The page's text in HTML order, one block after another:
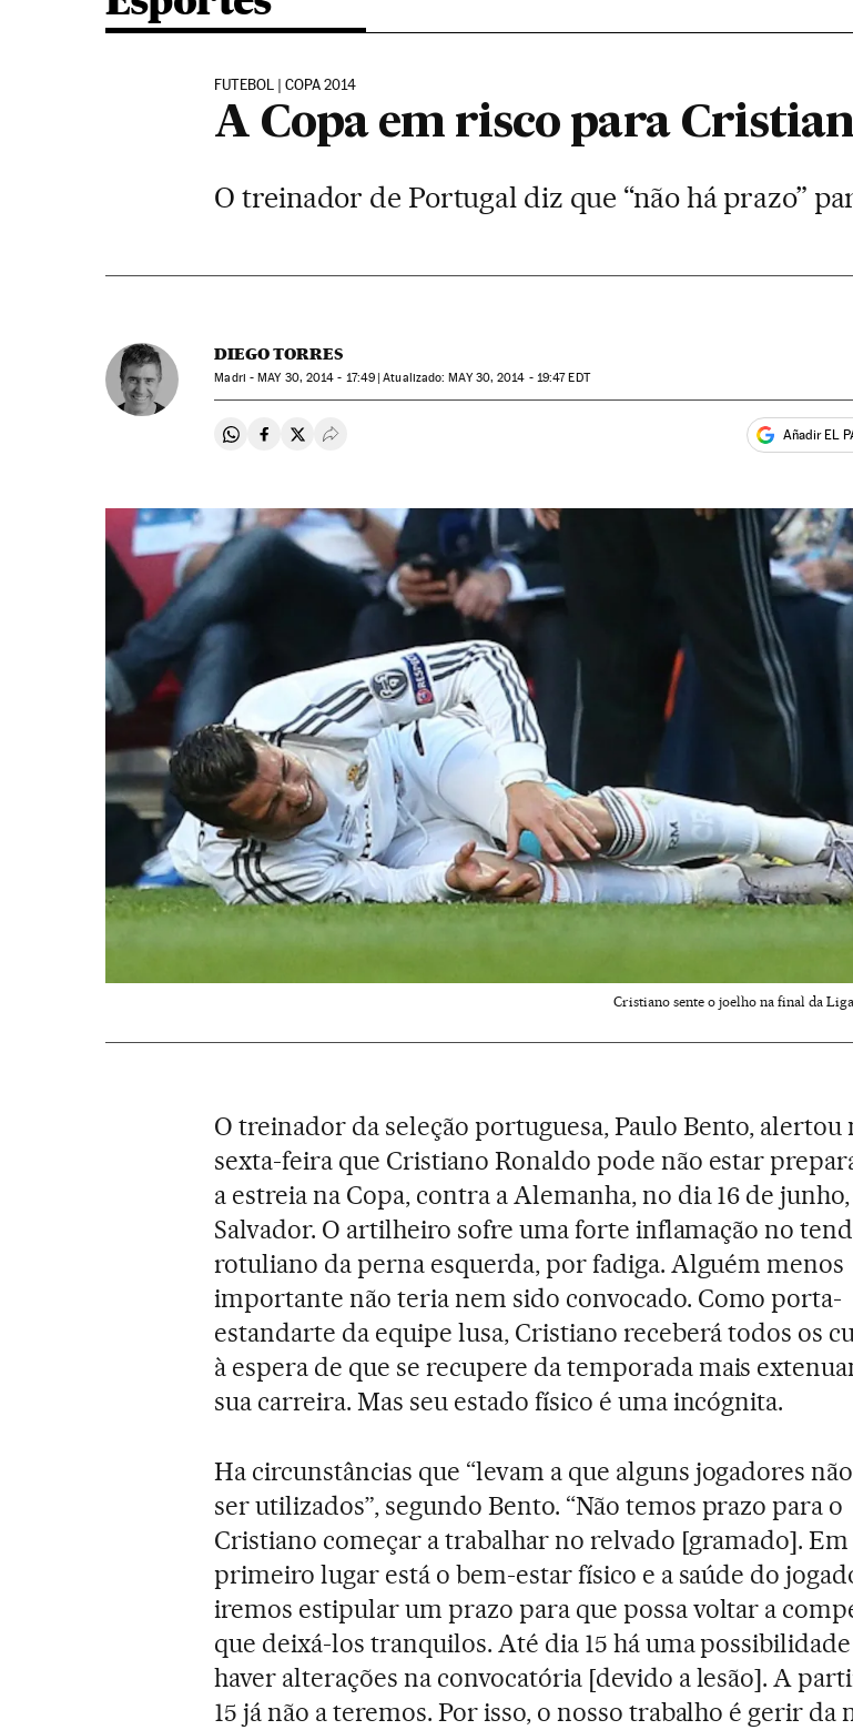
FUTEBOL | COPA 2014
A Copa em risco para
O treinador de Portugal diz que “não há prazo”
DIEGO TORRES
Madri -MAY30, 2014 - 17:49 atualizado: MAY30, 2014 - 19:47EDT
Compartir en Whatsapp
Compartir en Facebook
Compartir en Twitter
Desplegar Redes Sociales Añadir EL
Cristiano sente o joelho na final da
O treinador da seleção portuguesa, Paulo Bento, alertou
sexta-feira que Cristiano Ronaldo pode não estar
a estreia na Copa, contra a Alemanha, no dia 16 de
Salvador. O artilheiro sofre uma forte inflamação no
rotuliano da perna esquerda, por fadiga. Alguém menos
importante não teria nem sido convocado. Como porta-
estandarte da equipe lusa, Cristiano receberá todos os
à espera de que se recupere da temporada mais
sua carreira. Mas seu estado físico é uma incógnita.
Ha circunstâncias que “levam a que alguns jogadores
ser utilizados”, segundo Bento. “Não temos prazo para o
Cristiano começar a trabalhar no relvado [gramado]. Em
primeiro lugar está o bem-estar físico e a saúde do
iremos estipular um prazo para que possa voltar a
que deixá-los tranquilos. Até dia 15 há uma
haver alterações na convocatória [devido a lesão]. A
15 já não a teremos. Por isso, o nosso trabalho é gerir da